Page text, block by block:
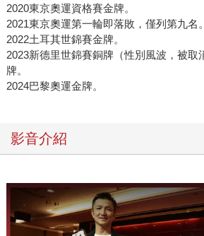
2020東京奧運資格賽金牌。
2021東京奧運第一輪即落敗，僅列第九名。
2022土耳其世錦賽金牌。
2023新德里世錦賽銅牌（性別風波，被取
牌。
2024巴黎奧運金牌。
影音介紹